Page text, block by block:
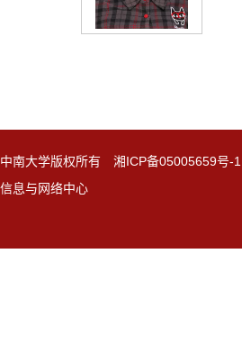
中南大学版权所有 湘ICP备05005659号-1
信息与网络中心